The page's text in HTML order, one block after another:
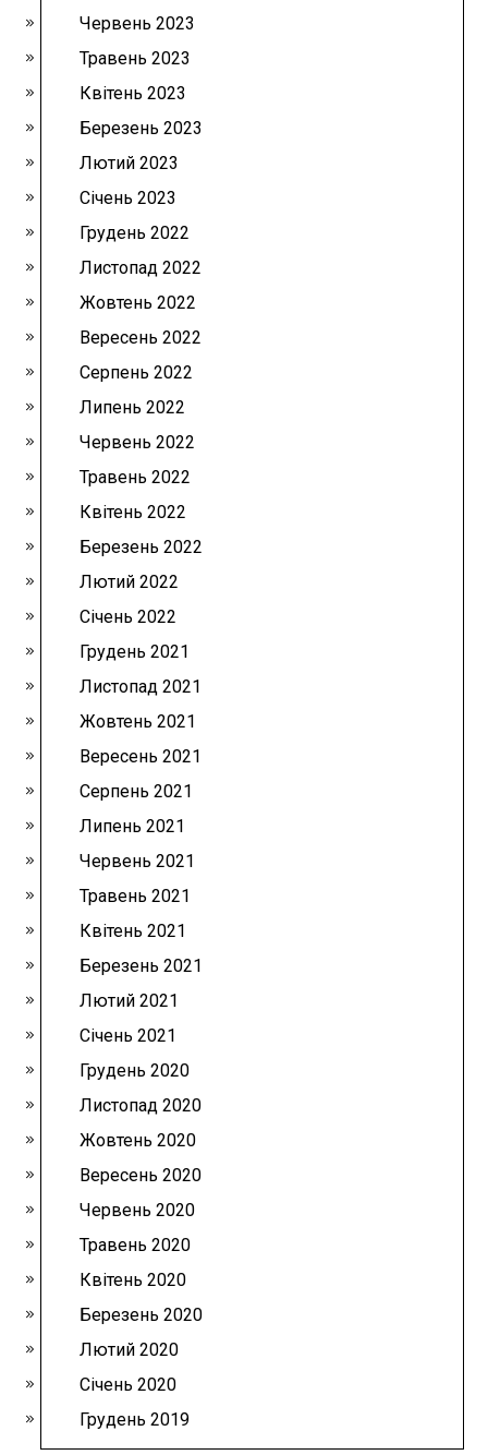
Червень 2023
Травень 2023
Квітень 2023
Березень 2023
Лютий 2023
Січень 2023
Грудень 2022
Листопад 2022
Жовтень 2022
Вересень 2022
Серпень 2022
Липень 2022
Червень 2022
Травень 2022
Квітень 2022
Березень 2022
Лютий 2022
Січень 2022
Грудень 2021
Листопад 2021
Жовтень 2021
Вересень 2021
Серпень 2021
Липень 2021
Червень 2021
Травень 2021
Квітень 2021
Березень 2021
Лютий 2021
Січень 2021
Грудень 2020
Листопад 2020
Жовтень 2020
Вересень 2020
Червень 2020
Травень 2020
Квітень 2020
Березень 2020
Лютий 2020
Січень 2020
Грудень 2019